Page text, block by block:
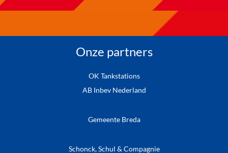
Onze partners
OK Tankstations
AB Inbev Nederland
Gemeente Breda
Schonck, Schul & Compagnie